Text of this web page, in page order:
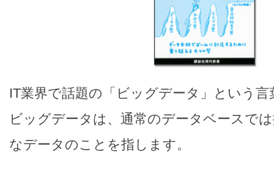
IT業界で話題の「ビッグデータ」という
ビッグデータは、通常のデータベースで
なデータのことを指します。